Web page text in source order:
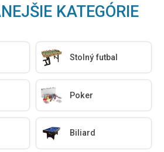
KATEGÓRIE
Stolný futbal
Poker
Biliard